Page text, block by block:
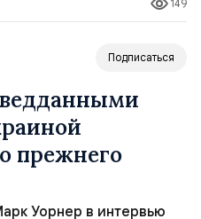
42,2% денежного
слияний и
149
Подписаться
прежнего
Уорнер в интервью